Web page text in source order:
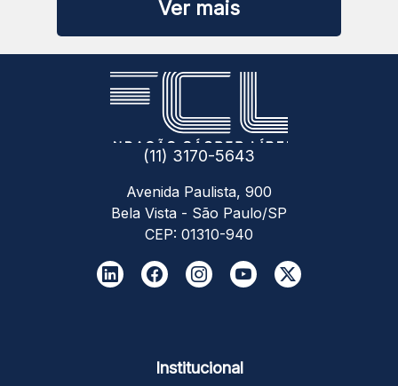
Ver mais
(11) 3170-5643
Avenida Paulista, 900
Bela Vista - São Paulo/SP
CEP: 01310-940
Institucional